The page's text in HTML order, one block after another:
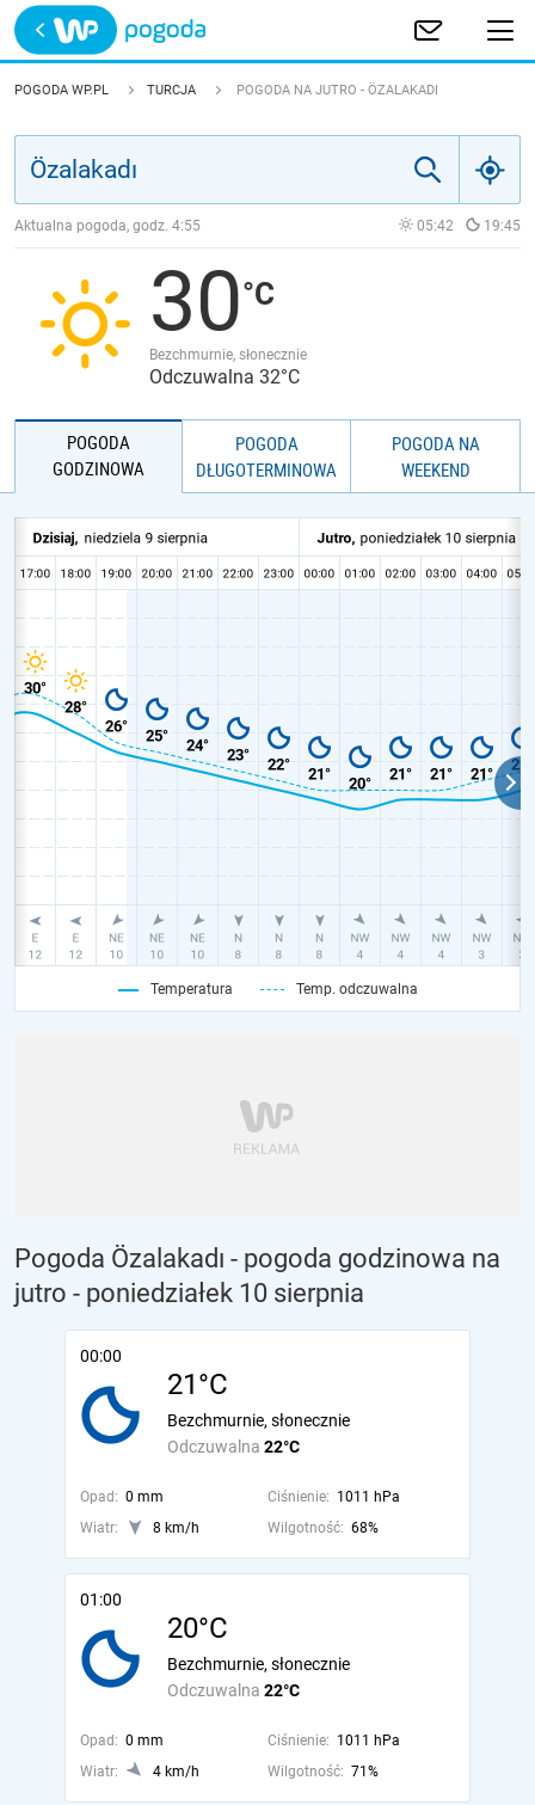
Trwa ładowanie
POLSKA
JAKOŚĆ POWIETRZA
POGODA WP.PL TURCJA POGODA NA JUTRO - ÖZALAKADI
Aktualna pogoda, godz. 4:55 05:42 19:45
30
Bezchmurnie, słonecznie
Odczuwalna 32°C
POGODA
GODZINOWA
POGODA
DŁUGOTERMINOWA
POGODA NA
WEEKEND
Temperatura Temp. odczuwalna
Pogoda Özalakadı - pogoda godzinowa na
jutro - poniedziałek 10 sierpnia
00:00
21°C
Odczuwalna 22°C
Bezchmurnie, słonecznie
Opad: 0 mm Ciśnienie: 1011 hPa
Wiatr:
8 km/h Wilgotność: 68%
01:00
20°C
Odczuwalna 22°C
Bezchmurnie, słonecznie
Opad: 0 mm Ciśnienie: 1011 hPa
Wiatr:
4 km/h Wilgotność: 71%